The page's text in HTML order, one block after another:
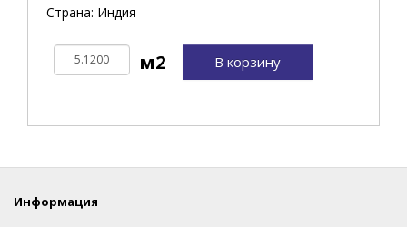
Страна: Индия
В корзину
Информация